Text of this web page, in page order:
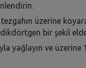
üzerine
bir şekil
yağlayın ve